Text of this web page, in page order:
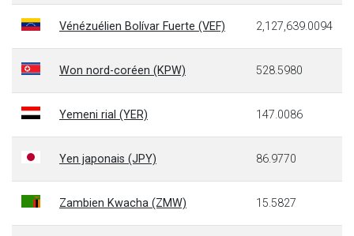
Vénézuélien Bolívar Fuerte (VEF) 2,127,639.0094
Won nord-coréen (KPW) 528.5980
Yemeni rial (YER) 147.0086
Yen japonais (JPY) 86.9770
Zambien Kwacha (ZMW) 15.5827